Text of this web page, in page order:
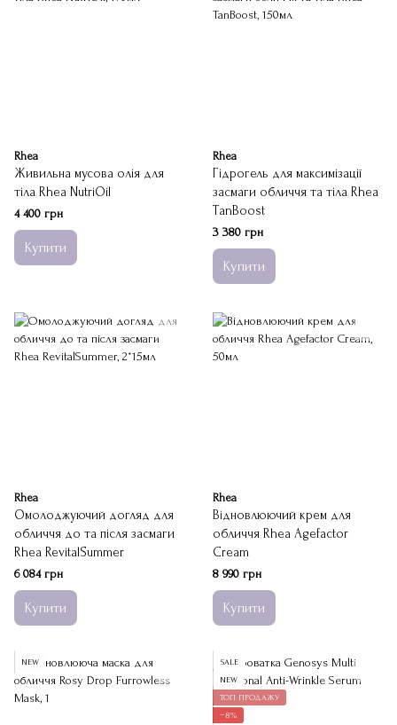
Rhea
Живильна мусова олія для
тіла Rhea NutriOil
4 400 грн
Купити
Rhea
Гідрогель для максимізації
засмаги обличчя та тіла Rhea
TanBoost
3 380 грн
Купити
Rhea
Омолоджуючий догляд для
обличчя до та після засмаги
Rhea RevitalSummer
6 084 грн
Купити
Rhea
Відновлюючий крем для
обличчя Rhea Agefactor
Cream
8 990 грн
Купити
NEW
SALE
NEW
ТОП ПРОДАЖУ
−8%